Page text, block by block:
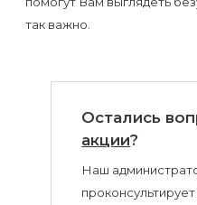
так важно.
Остались
акции?
Наш